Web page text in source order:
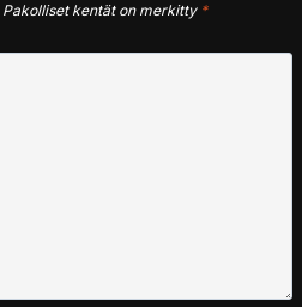
Pakolliset kentät on merkitty *